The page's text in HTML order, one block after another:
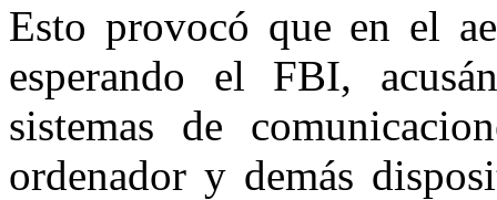
Esto provocó que en el
esperando el FBI,
sistemas de
ordenador y demás